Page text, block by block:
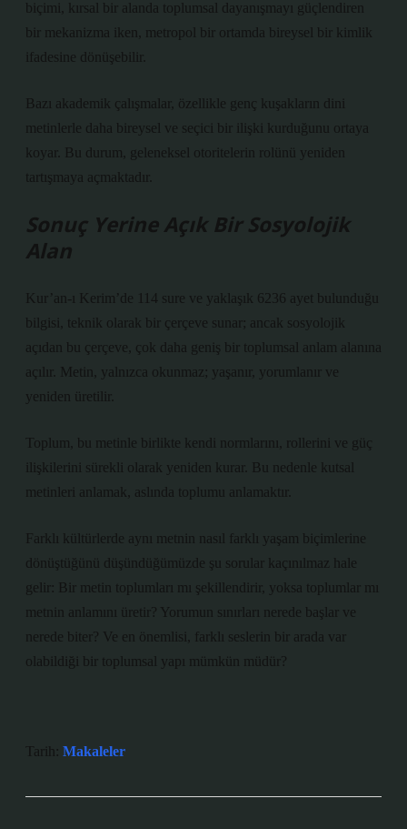
biçimi, kırsal bir alanda toplumsal dayanışmayı güçlendiren
bir mekanizma iken, metropol bir ortamda bireysel bir kimlik
ifadesine dönüşebilir.
Bazı akademik çalışmalar, özellikle genç kuşakların dini
metinlerle daha bireysel ve seçici bir ilişki kurduğunu ortaya
koyar. Bu durum, geleneksel otoritelerin rolünü yeniden
tartışmaya açmaktadır.
Sonuç Yerine Açık Bir Sosyolojik
Alan
Kur’an-ı Kerim’de 114 sure ve yaklaşık 6236 ayet bulunduğu
bilgisi, teknik olarak bir çerçeve sunar; ancak sosyolojik
açıdan bu çerçeve, çok daha geniş bir toplumsal anlam alanına
açılır. Metin, yalnızca okunmaz; yaşanır, yorumlanır ve
yeniden üretilir.
Toplum, bu metinle birlikte kendi normlarını, rollerini ve güç
ilişkilerini sürekli olarak yeniden kurar. Bu nedenle kutsal
metinleri anlamak, aslında toplumu anlamaktır.
Farklı kültürlerde aynı metnin nasıl farklı yaşam biçimlerine
dönüştüğünü düşündüğümüzde şu sorular kaçınılmaz hale
gelir: Bir metin toplumları mı şekillendirir, yoksa toplumlar mı
metnin anlamını üretir? Yorumun sınırları nerede başlar ve
nerede biter? Ve en önemlisi, farklı seslerin bir arada var
olabildiği bir toplumsal yapı mümkün müdür?
Tarih: Makaleler